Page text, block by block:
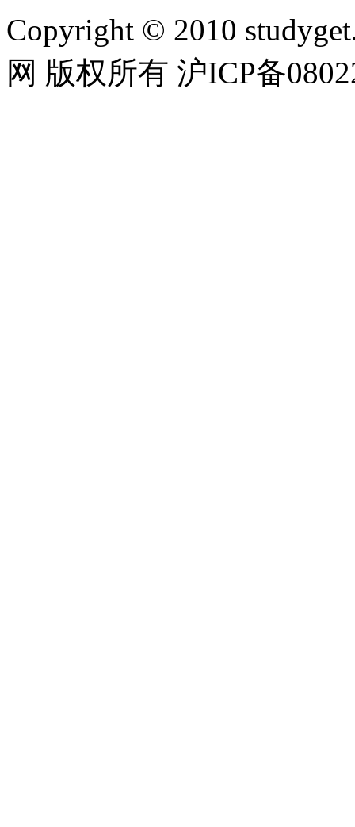
Copyright © 2010
网 版权所有 沪ICP备